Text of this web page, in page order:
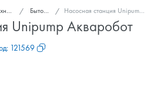
Бытовые насосы Насосная станция Unipump Акваробот Вибра 2-25 Н
Unipump Акваробот
121569